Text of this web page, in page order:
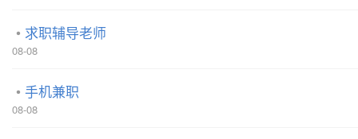
求职辅导老师
08-08
手机兼职
08-08